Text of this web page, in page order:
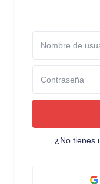
¿No tienes